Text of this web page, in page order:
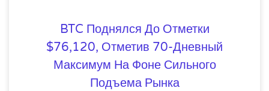
BTC Поднялся До Отметки
$76,120, Отметив 70-Дневный
Максимум На Фоне Сильного
Подъема Рынка